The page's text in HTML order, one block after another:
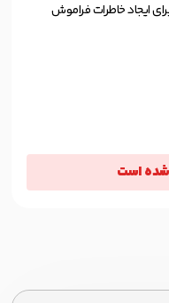
ایجاد خاطرات فراموش
است